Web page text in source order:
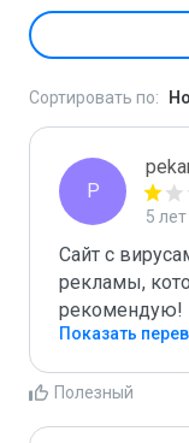
Сортировать по:
P
5
Сайт с
рекламы,
рекомендую!
Показать
Полезный